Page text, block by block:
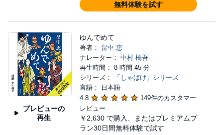
無料体験を試す
プレビューの
再生
ゆんでめて
著者： 畠中 恵
ナレーター： 中村 橋吾
再生時間： 8 時間 45 分
シリーズ：
「しゃばけ」シリーズ
言語： 日本語
4.8
149件のカスタマー
レビュー
￥2,630 で購入、またはプレミアムプ
ラン30日間無料体験で試す